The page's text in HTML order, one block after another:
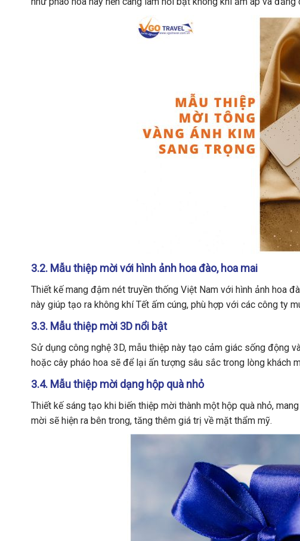
3.2. Mẫu thiệp mời với hình ảnh hoa đào, hoa mai
Thiết kế mang đậm nét truyền thống Việt Nam với hình ảnh hoa
này giúp tạo ra không khí Tết ấm cúng, phù hợp với các công ty
3.3. Mẫu thiệp mời 3D nổi bật
Sử dụng công nghệ 3D, mẫu thiệp này tạo cảm giác sống động
hoặc cây pháo hoa sẽ để lại ấn tượng sâu sắc trong lòng khách
3.4. Mẫu thiệp mời dạng hộp quà nhỏ
Thiết kế sáng tạo khi biến thiệp mời thành một hộp quà nhỏ,
mời sẽ hiện ra bên trong, tăng thêm giá trị về mặt thẩm mỹ.